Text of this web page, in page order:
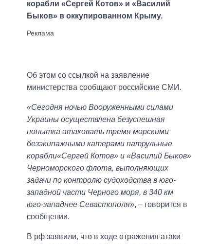
корабли «Сергей Котов» и «Василий
Быков» в оккупированном Крыму.
Об этом со ссылкой на заявление
министерства сообщают российские СМИ.
«Сегодня ночью Вооруженными силами
Украины осуществлена безуспешная
попытка атаковать тремя морскими
безэкипажными катерами патрульные
корабли«Сергей Котов» и «Василий Быков»
Черноморского флота, выполняющих
задачи по контролю судоходства в юго-
западной части Черного моря, в 340 км
юго-западнее Севастополя», – говорится в
сообщении.
В рф заявили, что в ходе отражения атаки